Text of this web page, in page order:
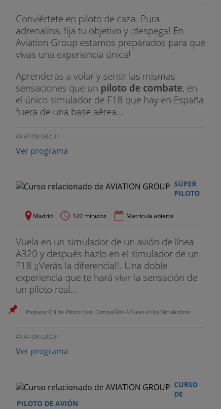
Introducción al Lean, beneficios. Despilfarros. Los
principios Lean. El mapa del flujo de valor (VSM).
Gestión del canal - créditos: 3 ECTS
Distribución y marketing turístico: conceptos y
estructuras. Agencias y Touroperadores.
Gestión de destinos - créditos: 2 ECTS
Tipología de los destinos turísticos. El desarrollo y
la gestión de los destinos turísticos
ECTS
decisiones
Conviértete en piloto de caza. Pura
adrenalina, fija tu objetivo y ¡despega! En
Aviation Group estamos preparados para que
vivas una experiencia única!
Aprenderás a volar y sentir las mismas
sensaciones que un piloto de combate, en
el único simulador de F18 que hay en España
fuera de una base aérea...
AVIATION GROUP
Ver programa
SÚPER
PILOTO
Madrid 120 minutos Matrícula abierta
Vuela en un simulador de un avión de línea
A320 y después hazlo en el simulador de un
F18 ¡¡Verás la diferencia!!. Una doble
experiencia que te hará vivir la sensación de
un piloto real...
PreparaciÓN de Pilotos para CompaÑÍAs AÉReas en los Simuladores
AVIATION GROUP
Ver programa
CURSO
DE
PILOTO DE AVIÓN